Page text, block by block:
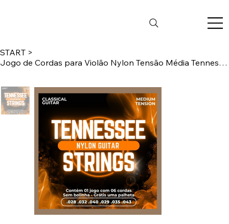
START >
Jogo de Cordas para Violão Nylon Tensão Média Tennessee